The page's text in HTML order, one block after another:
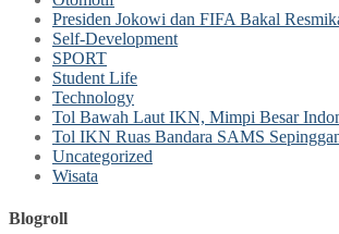
Presiden Jokowi dan FIFA Bakal
Self-Development
SPORT
Student Life
Technology
Tol Bawah Laut IKN, Mimpi Besar
Tol IKN Ruas Bandara SAMS
Uncategorized
Wisata
Blogroll